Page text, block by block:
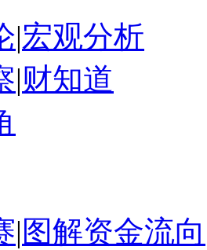
|宏观分析
|财知道
|图解资金流向